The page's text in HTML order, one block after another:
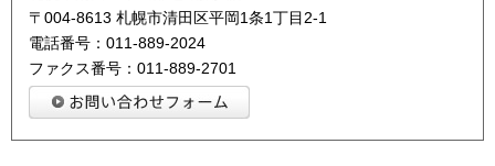
〒004-8613 札幌市清田区平岡1条1丁目2-1
電話番号：011-889-2024
ファクス番号：011-889-2701